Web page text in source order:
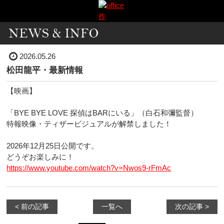
2026.05.26
松田龍平・最新情報
【映画】
「BYE BYE LOVE 探偵はBARにいる」（白石和彌監督）
特報映像・ティザービジュアルが解禁しました！
2026年12月25日公開です。
どうぞお楽しみに！
https://www.youtube.com/watch?v=Nwos9-rFmAc
< 前の記事 次の記事 >
一覧へ